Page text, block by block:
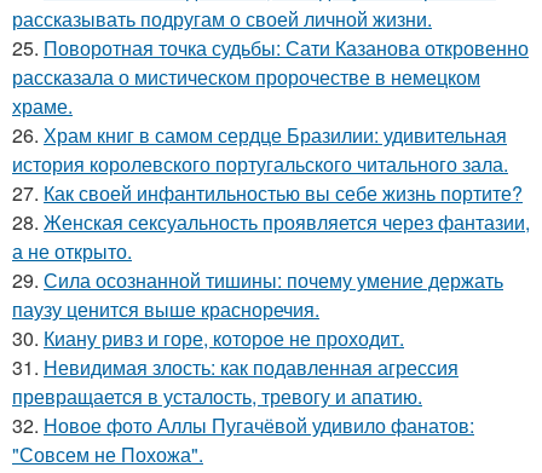
рассказывать подругам о своей личной жизни.
25. Поворотная точка судьбы: Сати Казанова откровенно
рассказала о мистическом пророчестве в немецком
храме.
26. Храм книг в самом сердце Бразилии: удивительная
история королевского португальского читального зала.
27. Как своей инфантильностью вы себе жизнь портите?
28. Женская сексуальность проявляется через фантазии,
а не открыто.
29. Сила осознанной тишины: почему умение держать
паузу ценится выше красноречия.
30. Киану ривз и горе, которое не проходит.
31. Невидимая злость: как подавленная агрессия
превращается в усталость, тревогу и апатию.
32. Новое фото Аллы Пугачёвой удивило фанатов:
"Совсем не Похожа".